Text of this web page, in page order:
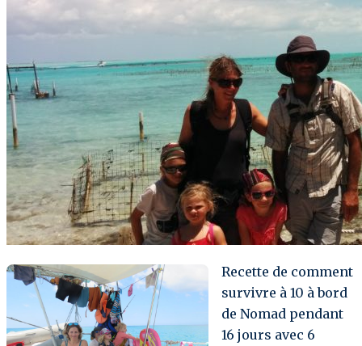
Recette de comment
survivre à 10 à bord
de Nomad pendant
16 jours avec 6